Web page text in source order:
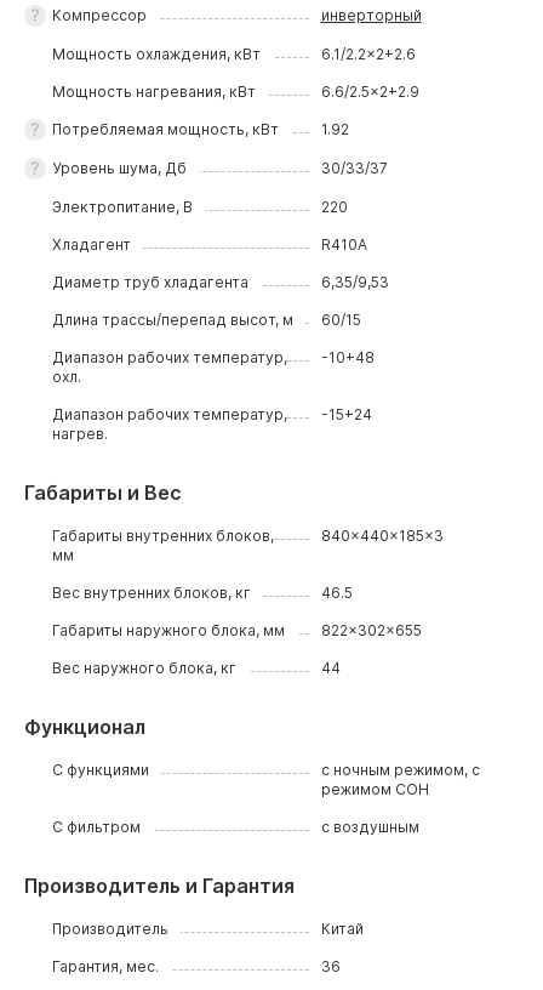
Компрессор инверторный
Мощность охлаждения, кВт 6.1/2.2x2+2.6
Мощность нагревания, кВт 6.6/2.5x2+2.9
Потребляемая мощность, кВт 1.92
Уровень шума, Дб 30/33/37
Электропитание, В 220
Хладагент R410A
Диаметр труб хладагента 6,35/9,53
Длина трассы/перепад высот, м 60/15
Диапазон рабочих температур,
охл.
-10+48
Диапазон рабочих температур,
нагрев.
-15+24
Габариты и Вес
Габариты внутренних блоков,
мм
840x440x185x3
Вес внутренних блоков, кг 46.5
Габариты наружного блока, мм 822x302x655
Вес наружного блока, кг 44
Функционал
С функциями
с ночным режимом, с
режимом СОН
С фильтром с воздушным
Производитель и Гарантия
Производитель Китай
Гарантия, мес. 36